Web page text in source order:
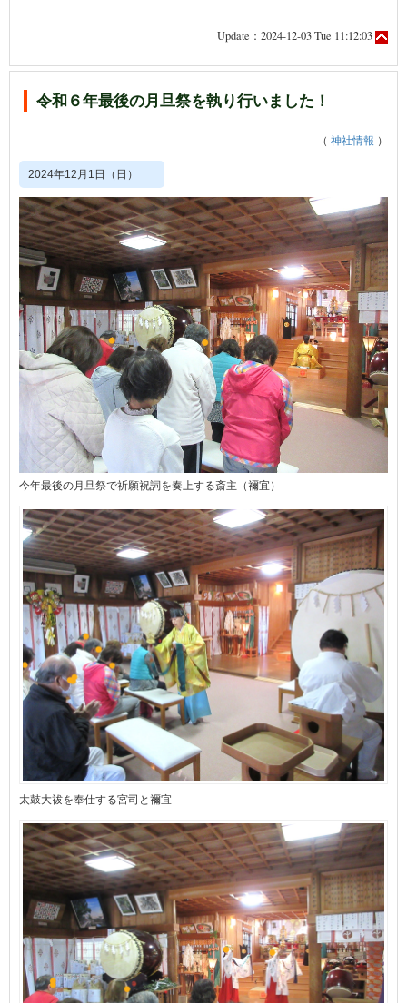
Update：2024-12-03 Tue 11:12:03
令和６年最後の月旦祭を執り行いました！
（ 神社情報 ）
2024年12月1日（日）
今年最後の月旦祭で祈願祝詞を奏上する斎主（禰宜）
太鼓大祓󠄀を奉仕する宮司と禰宜